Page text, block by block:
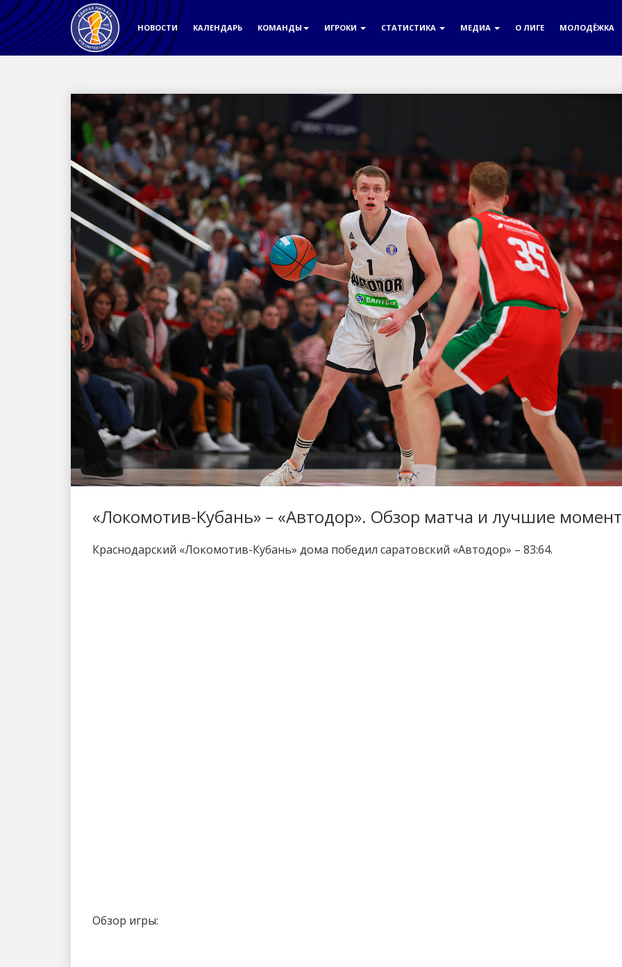
НОВОСТИ КАЛЕНДАРЬ КОМАНДЫ ИГРОКИ СТАТИСТИКА МЕДИА О ЛИГЕ МОЛОДЁЖКА
«Локомотив-Кубань» – «Автодор». Обзор матча и лучшие
Краснодарский «Локомотив-Кубань» дома победил саратовский «Автодор» – 83:64.
Обзор игры: